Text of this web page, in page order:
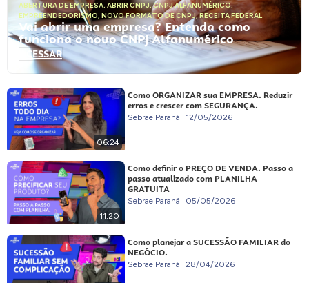
ABERTURA DE EMPRESA, ABRIR CNPJ,CNPJ ALFANUMÉRICO,
EMPREENDEDORISMO, NOVO FORMATO DE CNPJ,RECEITA FEDERAL
Vai abrir uma empresa? Entenda como
funciona o novo CNPJ Alfanumérico
ACESSAR
06:24
Como ORGANIZAR sua EMPRESA. Reduzir
erros e crescer com SEGURANÇA.
Sebrae Paraná 12/05/2026
11:20
Como definir o PREÇO DE VENDA. Passo a
passo atualizado com PLANILHA
GRATUITA
Sebrae Paraná 05/05/2026
Como planejar a SUCESSÃO FAMILIAR do
NEGÓCIO.
Sebrae Paraná 28/04/2026